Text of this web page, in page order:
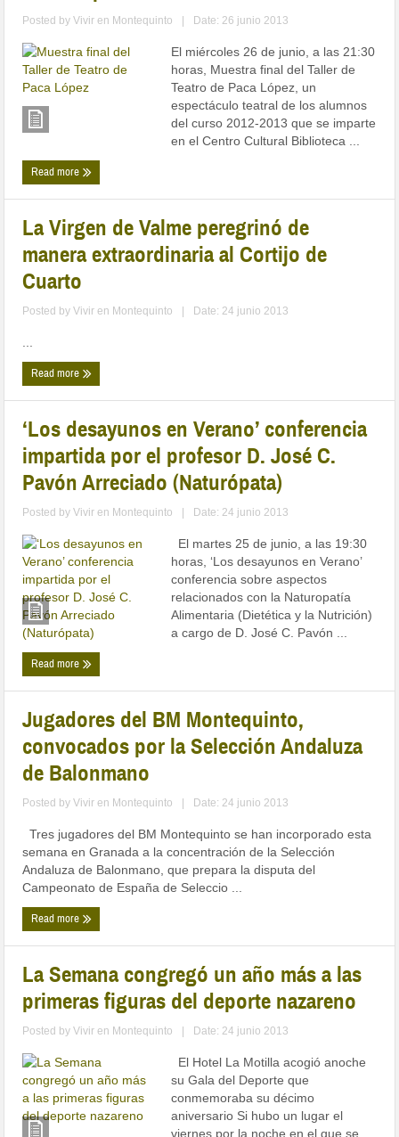
Posted byVivir en Montequinto | Date: 26 junio 2013
El miércoles 26 de junio, a las 21:30
horas, Muestra final del Taller de
Teatro de Paca López, un
espectáculo teatral de los alumnos
del curso 2012-2013 que se imparte
en el Centro Cultural Biblioteca ...
Read more
La Virgen de Valme peregrinó de
manera extraordinaria al Cortijo de
Cuarto
Posted byVivir en Montequinto | Date: 24 junio 2013
Read more
‘Los desayunos en Verano’ conferencia
impartida por el profesor D. José C.
Pavón Arreciado (Naturópata)
Posted byVivir en Montequinto | Date: 24 junio 2013
El martes 25 de junio, a las 19:30
horas, ‘Los desayunos en Verano’
conferencia sobre aspectos
relacionados con la Naturopatía
Alimentaria (Dietética y la Nutrición)
a cargo de D. José C. Pavón ...
Read more
Jugadores del BM Montequinto,
convocados por la Selección Andaluza
de Balonmano
Posted byVivir en Montequinto | Date: 24 junio 2013
Tres jugadores del BM Montequinto se han incorporado esta
semana en Granada a la concentración de la Selección
Andaluza de Balonmano, que prepara la disputa del
Campeonato de España de Seleccio ...
Read more
La Semana congregó un año más a las
primeras figuras del deporte nazareno
Posted byVivir en Montequinto | Date: 24 junio 2013
El Hotel La Motilla acogió anoche
su Gala del Deporte que
conmemoraba su décimo
aniversario Si hubo un lugar el
viernes por la noche en el que se